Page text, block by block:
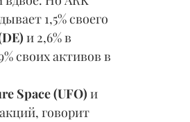
1,5% своего
и 2,6% в
своих активов в
Space (UFO) и
говорит